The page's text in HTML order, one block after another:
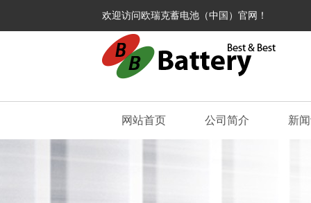
欢迎访问欧瑞克蓄电池（中国）官网！
网站首页 公司简介 新